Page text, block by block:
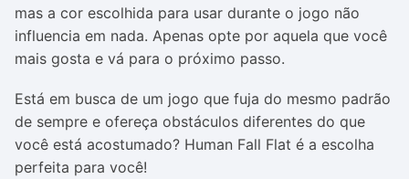
mas a cor escolhida para usar durante o jogo não
influencia em nada. Apenas opte por aquela que você
mais gosta e vá para o próximo passo.
Está em busca de um jogo que fuja do mesmo padrão
de sempre e ofereça obstáculos diferentes do que
você está acostumado? Human Fall Flat é a escolha
perfeita para você!